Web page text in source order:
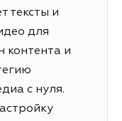
тексты и
для
контента и
с нуля.